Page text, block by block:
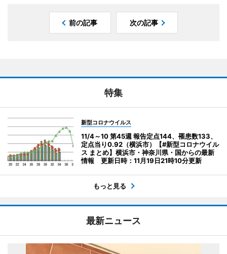
前の記事 次の記事
特集
新型コロナウイルス
11/4～10 第45週 報告定点144、罹患数133、
定点当り0.92（横浜市）【#新型コロナウイル
ス まとめ】横浜市・神奈川県・国からの最新
情報 更新日時：11月19日21時10分更新
もっと見る
最新ニュース